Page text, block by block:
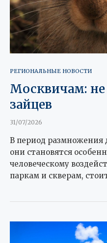
РЕГИОНАЛЬНЫЕ НОВОСТИ
Москвичам: не
зайцев
31/07/2026
В период
они становятся
человеческому
паркам и скверам,